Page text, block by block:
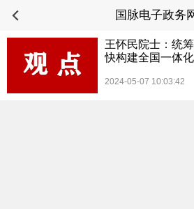
国脉电子政务
王怀民院士：统
快构建全国一体
2024-05-07 10:03:42